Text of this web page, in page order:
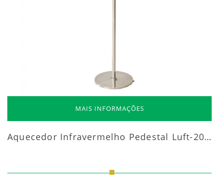
MAIS INFORMAÇÕES
Aquecedor Infravermelho Pedestal Luft-20000